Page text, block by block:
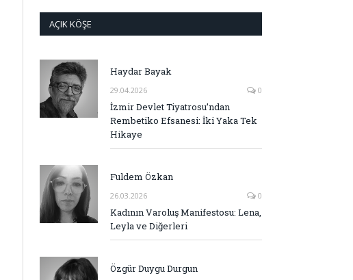
AÇIK KÖŞE
Haydar Bayak
29.04.2026 0
İzmir Devlet Tiyatrosu’ndan
Rembetiko Efsanesi: İki Yaka Tek
Hikaye
Fuldem Özkan
26.03.2026 0
Kadının Varoluş Manifestosu: Lena,
Leyla ve Diğerleri
Özgür Duygu Durgun